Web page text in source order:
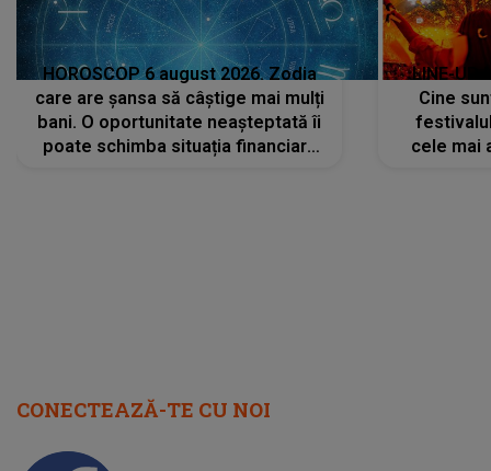
HOROSCOP 6 august 2026. Zodia
care are șansa să câștige mai mulți
bani. O oportunitate neașteptată îi
poate schimba situația financiară
LINE-UP
Cine
cele mai
CONECTEAZĂ-TE CU NOI